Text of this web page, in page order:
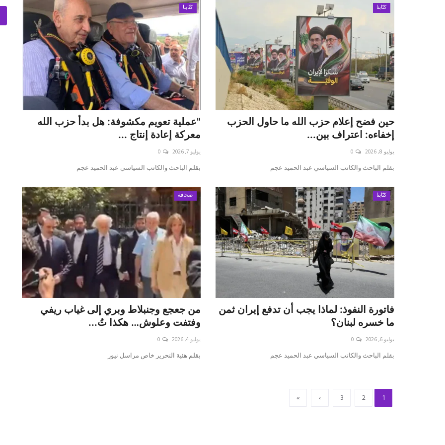
كتّابنا
حين فضح إعلام حزب الله ما حاول الحزب
إخفاءه: اعتراف بين...
يوليو 8, 2026 0
بقلم الباحث والكاتب السياسي عبد الحميد عجم
كتّابنا
"عملية تعويم مكشوفة: هل بدأ حزب الله
معركة إعادة إنتاج ...
يوليو 7, 2026 0
بقلم الباحث والكاتب السياسي عبد الحميد عجم
كتّابنا
فاتورة النفوذ: لماذا يجب أن تدفع إيران ثمن
ما خسره لبنان؟
يوليو 6, 2026 0
بقلم الباحث والكاتب السياسي عبد الحميد عجم
صحافة
من جعجع وجنبلاط وبري إلى غياب ريفي
وفتفت وعلوش… هكذا تُ...
يوليو 4, 2026 0
بقلم ه‍ئية التحرير خاص مراسل نيوز
1
2
3
›
»